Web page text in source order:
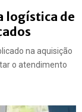
logística de
na aquisição
o atendimento